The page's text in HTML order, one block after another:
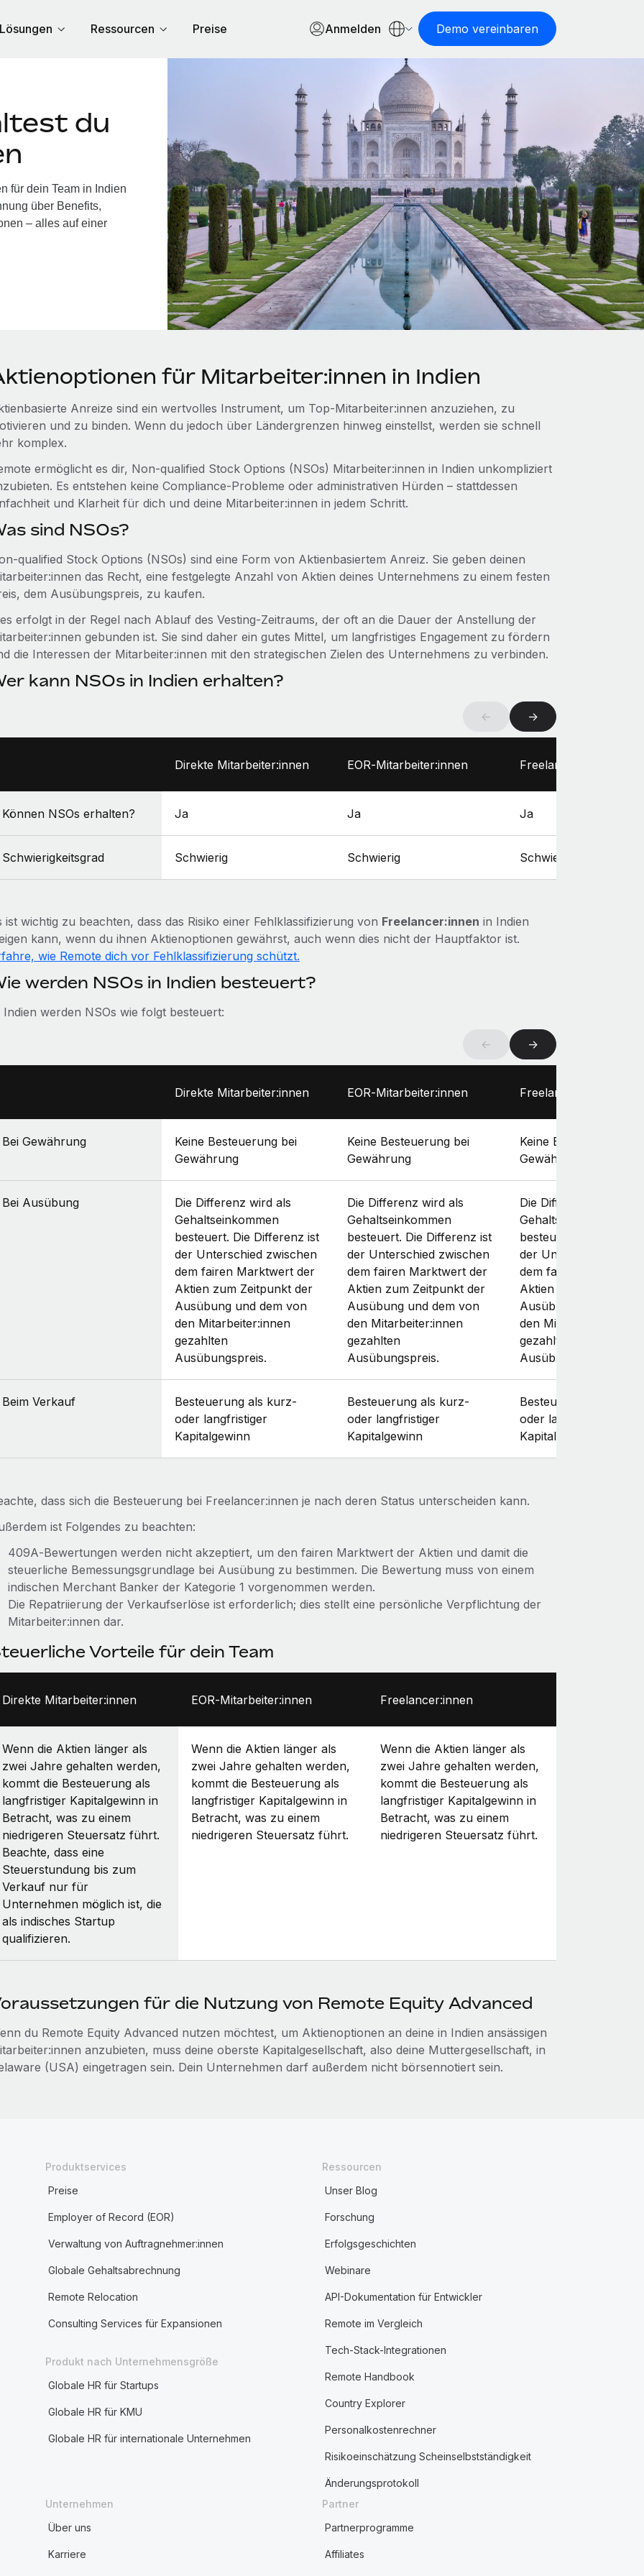
Ressourcen Preise Anmelden Demo vereinbaren
du
für dein Team in Indien
über Benefits,
– alles auf einer
für Mitarbeiter:innen in Indien
Anreize sind ein wertvolles Instrument, um Top‑Mitarbeiter:innen anzuziehen, zu
und zu binden. Wenn du jedoch über Ländergrenzen hinweg einstellst, werden sie schnell
komplex.
ermöglicht es dir, Non-qualified Stock Options (NSOs) Mitarbeiter:innen in Indien unkompliziert
Es entstehen keine Compliance‑Probleme oder administrativen Hürden – stattdessen
und Klarheit für dich und deine Mitarbeiter:innen in jedem Schritt.
sind NSOs?
qualified Stock Options (NSOs) sind eine Form von Aktienbasiertem Anreiz. Sie geben deinen
das Recht, eine festgelegte Anzahl von Aktien deines Unternehmens zu einem festen
dem Ausübungspreis, zu kaufen.
erfolgt in der Regel nach Ablauf des Vesting‑Zeitraums, der oft an die Dauer der Anstellung der
gebunden ist. Sie sind daher ein gutes Mittel, um langfristiges Engagement zu fördern
die Interessen der Mitarbeiter:innen mit den strategischen Zielen des Unternehmens zu verbinden.
kann NSOs in Indien erhalten?
← →
Direkte Mitarbeiter:innen EOR‑Mitarbeiter:innen Freelancer:innen
Können NSOs erhalten? Ja Ja Ja
Schwierigkeitsgrad Schwierig Schwierig Schwierig
ist wichtig zu beachten, dass das Risiko einer Fehlklassifizierung von Freelancer:innen in Indien
kann, wenn du ihnen Aktienoptionen gewährst, auch wenn dies nicht der Hauptfaktor ist.
wie Remote dich vor Fehlklassifizierung schützt.
werden NSOs in Indien besteuert?
Indien werden NSOs wie folgt besteuert:
← →
Direkte Mitarbeiter:innen EOR‑Mitarbeiter:innen Freelancer:innen
Bei Gewährung
Keine Besteuerung bei
Gewährung
Keine Besteuerung bei
Gewährung
Keine Besteuerung bei
Gewährung
Bei Ausübung
Die Differenz wird als
Gehaltseinkommen
besteuert. Die Differenz ist
der Unterschied zwischen
dem fairen Marktwert der
Aktien zum Zeitpunkt der
Ausübung und dem von
den Mitarbeiter:innen
gezahlten
Ausübungspreis.
Die Differenz wird als
Gehaltseinkommen
besteuert. Die Differenz ist
der Unterschied zwischen
dem fairen Marktwert der
Aktien zum Zeitpunkt der
Ausübung und dem von
den Mitarbeiter:innen
gezahlten
Ausübungspreis.
Die Differenz wird als
Gehaltseinkommen
besteuert. Die
der Unterschied
dem fairen Marktwert
Aktien zum Zeitpunkt
Ausübung und dem
den Mitarbeiter:innen
gezahlten
Ausübungspreis.
Beim Verkauf
Besteuerung als kurz-
oder langfristiger
Kapitalgewinn
Besteuerung als kurz-
oder langfristiger
Kapitalgewinn
Besteuerung als kurz-
oder langfristiger
Kapitalgewinn
dass sich die Besteuerung bei Freelancer:innen je nach deren Status unterscheiden kann.
ist Folgendes zu beachten:
409A‑Bewertungen werden nicht akzeptiert, um den fairen Marktwert der Aktien und damit die
steuerliche Bemessungsgrundlage bei Ausübung zu bestimmen. Die Bewertung muss von einem
indischen Merchant Banker der Kategorie 1 vorgenommen werden.
Die Repatriierung der Verkaufserlöse ist erforderlich; dies stellt eine persönliche Verpflichtung der
Mitarbeiter:innen dar.
Vorteile für dein Team
Direkte Mitarbeiter:innen EOR‑Mitarbeiter:innen Freelancer:innen
Wenn die Aktien länger als
zwei Jahre gehalten werden,
kommt die Besteuerung als
langfristiger Kapitalgewinn in
Betracht, was zu einem
niedrigeren Steuersatz führt.
Beachte, dass eine
Steuerstundung bis zum
Verkauf nur für
Unternehmen möglich ist, die
als indisches Startup
qualifizieren.
Wenn die Aktien länger als
zwei Jahre gehalten werden,
kommt die Besteuerung als
langfristiger Kapitalgewinn in
Betracht, was zu einem
niedrigeren Steuersatz führt.
Wenn die Aktien länger als
zwei Jahre gehalten werden,
kommt die Besteuerung als
langfristiger Kapitalgewinn in
Betracht, was zu einem
niedrigeren Steuersatz führt.
für die Nutzung von Remote Equity Advanced
du Remote Equity Advanced nutzen möchtest, um Aktienoptionen an deine in Indien ansässigen
anzubieten, muss deine oberste Kapitalgesellschaft, also deine Muttergesellschaft, in
(USA) eingetragen sein. Dein Unternehmen darf außerdem nicht börsennotiert sein.
Produktservices
Preise
Employer of Record (EOR)
Verwaltung von Auftragnehmer:innen
Globale Gehaltsabrechnung
Remote Relocation
Consulting Services für Expansionen
Produkt nach Unternehmensgröße
Globale HR für Startups
Globale HR für KMU
Globale HR für internationale Unternehmen
Ressourcen
Unser Blog
Forschung
Erfolgsgeschichten
Webinare
API-Dokumentation für Entwickler
Remote im Vergleich
Tech-Stack-Integrationen
Remote Handbook
Country Explorer
Personalkostenrechner
Risikoeinschätzung Scheinselbstständigkeit
Änderungsprotokoll
Unternehmen
Über uns
Karriere
Partner
Partnerprogramme
Affiliates